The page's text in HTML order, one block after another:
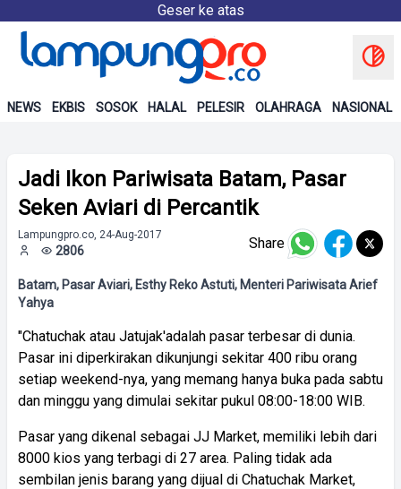
Geser ke atas
NEWS EKBIS SOSOK HALAL PELESIR OLAHRAGA NASIONAL
Jadi Ikon Pariwisata Batam, Pasar
Seken Aviari di Percantik
Lampungpro.co, 24-Aug-2017
2806 Share
Batam, Pasar Aviari, Esthy Reko Astuti, Menteri Pariwisata Arief
Yahya
"Chatuchak atau Jatujak'adalah pasar terbesar di dunia.
Pasar ini diperkirakan dikunjungi sekitar 400 ribu orang
setiap weekend-nya, yang memang hanya buka pada sabtu
dan minggu yang dimulai sekitar pukul 08:00-18:00 WIB.
Pasar yang dikenal sebagai JJ Market, memiliki lebih dari
8000 kios yang terbagi di 27 area. Paling tidak ada
sembilan jenis barang yang dijual di Chatuchak Market,